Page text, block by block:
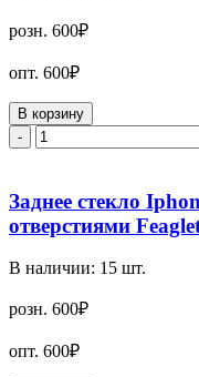
розн. 600₽
опт. 600₽
В корзину
-
Заднее стекло
отверстиями
В наличии: 15 шт.
розн. 600₽
опт. 600₽